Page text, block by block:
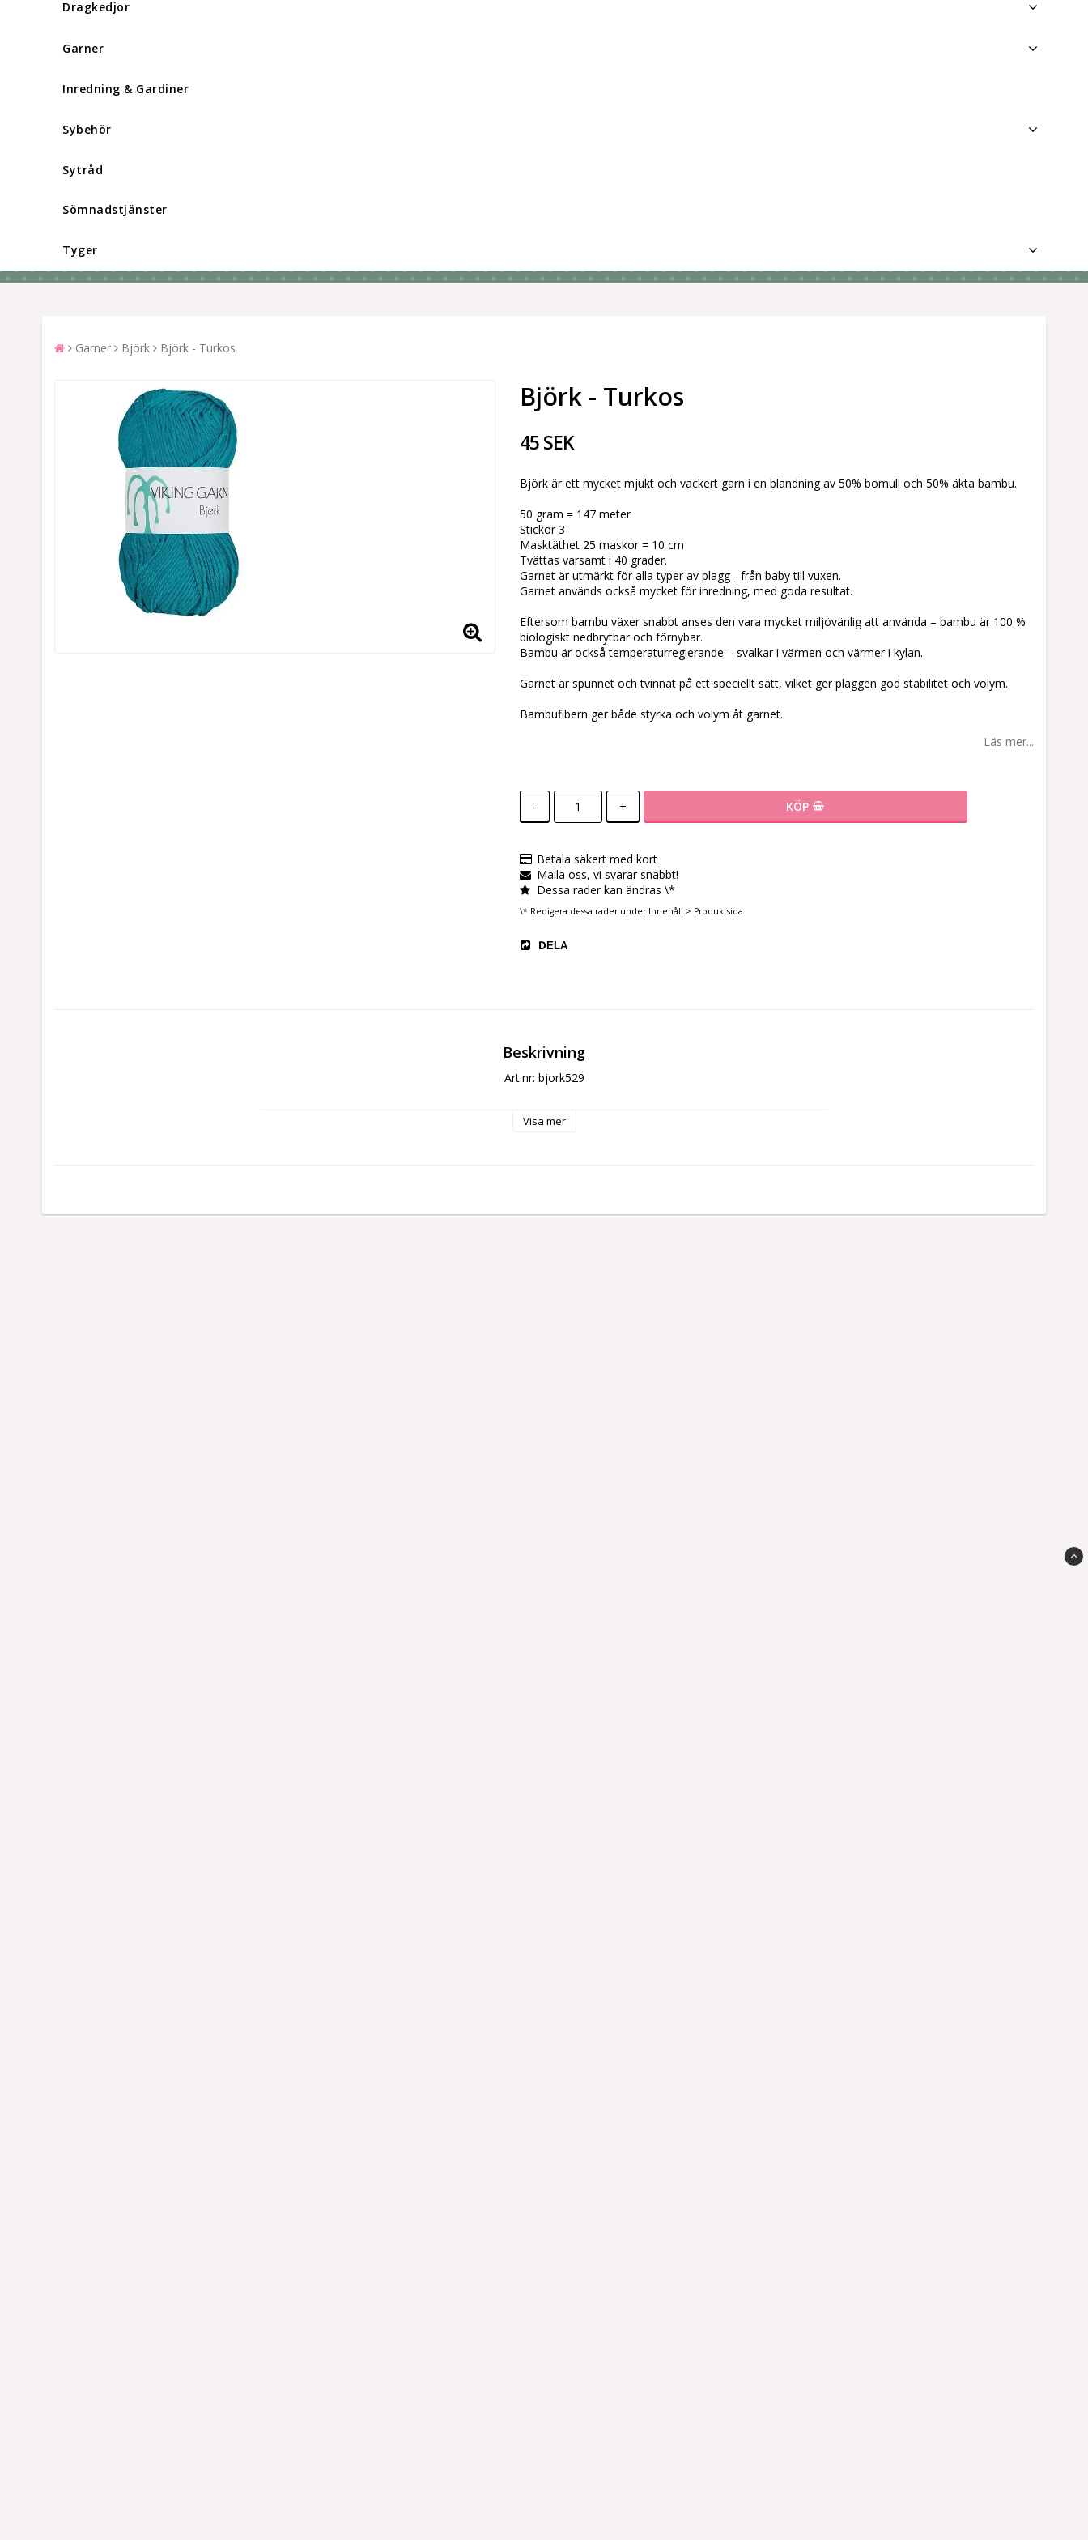
Dragkedjor
Garner
Inredning & Gardiner
Sybehör
Sytråd
Sömnadstjänster
Tyger
Garner Björk Björk - Turkos
Björk - Turkos
45 SEK
Björk är ett mycket mjukt och vackert garn i en blandning av 50% bomull och 50% äkta bambu.
50 gram = 147 meter
Stickor 3
Masktäthet 25 maskor = 10 cm
Tvättas varsamt i 40 grader.
Garnet är utmärkt för alla typer av plagg - från baby till vuxen.
Garnet används också mycket för inredning, med goda resultat.
Eftersom bambu växer snabbt anses den vara mycket miljövänlig att använda – bambu är 100 %
biologiskt nedbrytbar och förnybar.
Bambu är också temperaturreglerande – svalkar i värmen och värmer i kylan.
Garnet är spunnet och tvinnat på ett speciellt sätt, vilket ger plaggen god stabilitet och volym.
Bambufibern ger både styrka och volym åt garnet.
Läs mer...
- + KÖP
Betala säkert med kort
Maila oss, vi svarar snabbt!
Dessa rader kan ändras \*
\* Redigera dessa rader under Innehåll > Produktsida
DELA
Beskrivning
Art.nr: bjork529
Visa mer